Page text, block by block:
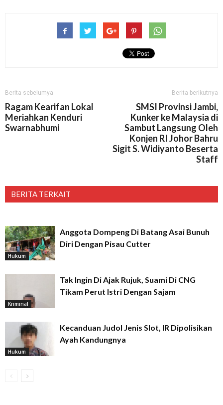
Berita sebelumya
Ragam Kearifan Lokal
Meriahkan Kenduri
Swarnabhumi
Berita berikutnya
SMSI Provinsi Jambi,
Kunker ke Malaysia di
Sambut Langsung Oleh
Konjen RI Johor Bahru
Sigit S. Widiyanto Beserta
Staff
BERITA TERKAIT
Hukum
Anggota Dompeng Di Batang Asai Bunuh
Diri Dengan Pisau Cutter
Kriminal
Tak Ingin Di Ajak Rujuk, Suami Di CNG
Tikam Perut Istri Dengan Sajam
Hukum
Kecanduan Judol Jenis Slot, IR Dipolisikan
Ayah Kandungnya